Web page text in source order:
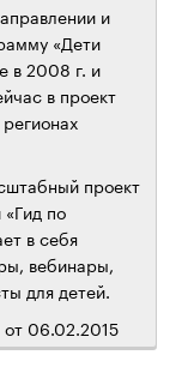
и
«Дети
в 2008 г. и
в проект
проект
по
в себя
вебинары,
для детей.
06.02.2015